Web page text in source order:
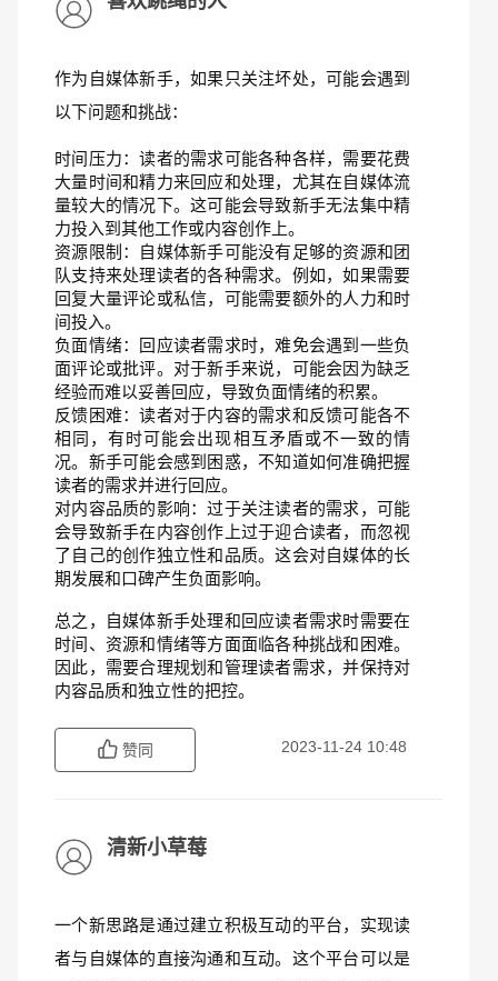
作为自媒体新手，如果只关注坏处，可能会遇到
以下问题和挑战：
时间压力：读者的需求可能各种各样，需要花费
大量时间和精力来回应和处理，尤其在自媒体流
量较大的情况下。这可能会导致新手无法集中精
力投入到其他工作或内容创作上。
资源限制：自媒体新手可能没有足够的资源和团
队支持来处理读者的各种需求。例如，如果需要
回复大量评论或私信，可能需要额外的人力和时
间投入。
负面情绪：回应读者需求时，难免会遇到一些负
面评论或批评。对于新手来说，可能会因为缺乏
经验而难以妥善回应，导致负面情绪的积累。
反馈困难：读者对于内容的需求和反馈可能各不
相同，有时可能会出现相互矛盾或不一致的情
况。新手可能会感到困惑，不知道如何准确把握
读者的需求并进行回应。
对内容品质的影响：过于关注读者的需求，可能
会导致新手在内容创作上过于迎合读者，而忽视
了自己的创作独立性和品质。这会对自媒体的长
期发展和口碑产生负面影响。
总之，自媒体新手处理和回应读者需求时需要在
时间、资源和情绪等方面面临各种挑战和困难。
因此，需要合理规划和管理读者需求，并保持对
内容品质和独立性的把控。
赞同 2023-11-24 10:48
清新小草莓
一个新思路是通过建立积极互动的平台，实现读
者与自媒体的直接沟通和互动。这个平台可以是